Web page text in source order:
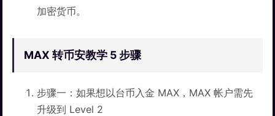
加密货币。
MAX 转币安教学 5 步骤
步骤一：如果想以台币入金 MAX，MAX 帐户需先
升级到 Level 2